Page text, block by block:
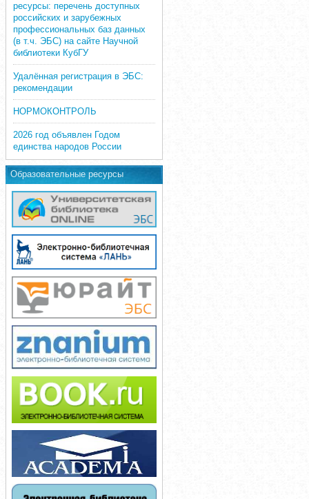
ресурсы: перечень доступных
российских и зарубежных
профессиональных баз данных
(в т.ч. ЭБС) на сайте Научной
библиотеки КубГУ
Удалённая регистрация в ЭБС:
рекомендации
НОРМОКОНТРОЛЬ
2026 год объявлен Годом
единства народов России
Образовательные ресурсы